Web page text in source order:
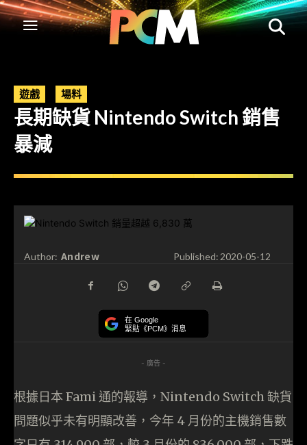
遊戲 場料
長期缺貨 Nintendo Switch 銷售
暴減
Author: Andrew Published:2020-05-12
在 Google
緊貼《PCM》消息
- 廣告 -
根據日本 Fami 通的報導，Nintendo Switch 缺貨
問題似乎未有明顯改善，今年 4 月份的主機銷售數